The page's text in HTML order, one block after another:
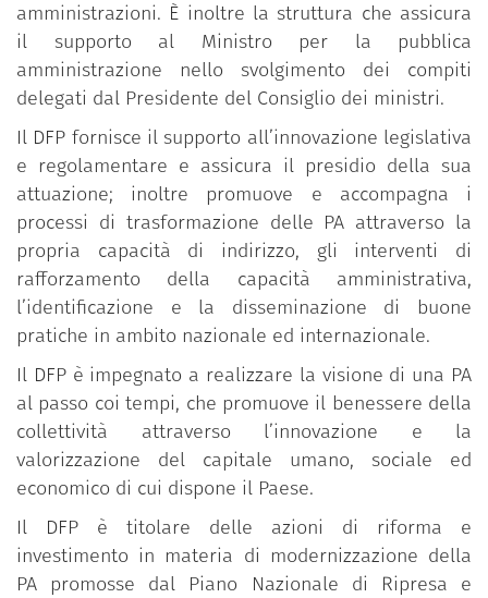
amministrazioni. È inoltre la struttura che assicura
il supporto al Ministro per la pubblica
amministrazione nello svolgimento dei compiti
delegati dal Presidente del Consiglio dei ministri.
Il DFP fornisce il supporto all’innovazione legislativa
e regolamentare e assicura il presidio della sua
attuazione; inoltre promuove e accompagna i
processi di trasformazione delle PA attraverso la
propria capacità di indirizzo, gli interventi di
rafforzamento della capacità amministrativa,
l’identificazione e la disseminazione di buone
pratiche in ambito nazionale ed internazionale.
Il DFP è impegnato a realizzare la visione di una PA
al passo coi tempi, che promuove il benessere della
collettività attraverso l’innovazione e la
valorizzazione del capitale umano, sociale ed
economico di cui dispone il Paese.
Il DFP è titolare delle azioni di riforma e
investimento in materia di modernizzazione della
PA promosse dal Piano Nazionale di Ripresa e